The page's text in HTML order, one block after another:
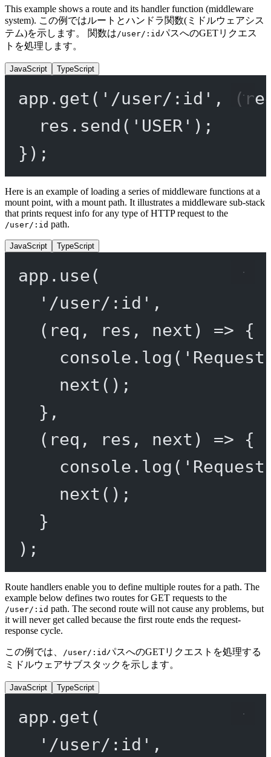
This example shows a route and its handler function (middleware
system). この例ではルートとハンドラ関数(ミドルウェアシス
テム)を示します。 関数は/user/:idパスへのGETリクエス
トを処理します。
JavaScript TypeScript
app. get ( '/user/:id' , (
res. send ( 'USER' );
});
Here is an example of loading a series of middleware functions at a
mount point, with a mount path. It illustrates a middleware sub-stack
that prints request info for any type of HTTP request to the
/user/:id path.
JavaScript TypeScript
app. use(
'/user/:id' ,
( req , res , next ) => {
console. log (
next ();
},
( req , res , next ) => {
console. log (
next ();
}
);
Route handlers enable you to define multiple routes for a path. The
example below defines two routes for GET requests to the
/user/:id path. The second route will not cause any problems, but
it will never get called because the first route ends the request-
response cycle.
この例では、 /user/:idパスへのGETリクエストを処理する
ミドルウェアサブスタックを示します。
JavaScript TypeScript
app. get (
'/user/:id' ,